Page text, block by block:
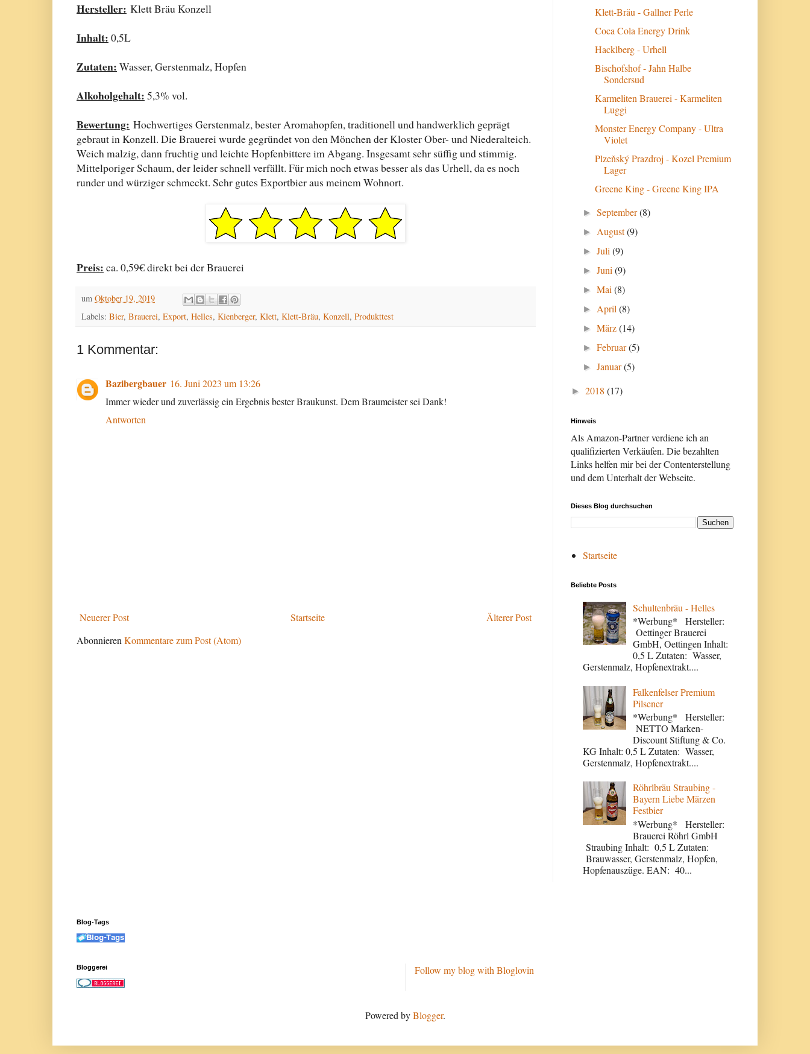
Hersteller: Klett Bräu Konzell
Inhalt: 0,5L
Zutaten: Wasser, Gerstenmalz, Hopfen
Alkoholgehalt: 5,3% vol.
Bewertung: Hochwertiges Gerstenmalz, bester Aromahopfen, traditionell und handwerklich geprägt
gebraut in Konzell. Die Brauerei wurde gegründet von den Mönchen der Kloster Ober- und Niederalteich.
Weich malzig, dann fruchtig und leichte Hopfenbittere im Abgang. Insgesamt sehr süffig und stimmig.
Mittelporiger Schaum, der leider schnell verfällt. Für mich noch etwas besser als das Urhell, da es noch
runder und würziger schmeckt. Sehr gutes Exportbier aus meinem Wohnort.
Preis: ca. 0,59€ direkt bei der Brauerei
um Oktober 19, 2019
Labels: Bier, Brauerei, Export, Helles, Kienberger, Klett, Klett-Bräu, Konzell, Produkttest
1 Kommentar:
Bazibergbauer 16. Juni 2023 um 13:26
Immer wieder und zuverlässig ein Ergebnis bester Braukunst. Dem Braumeister sei Dank!
Antworten
Neuerer Post Älterer Post
Startseite
AbonnierenKommentare zum Post (Atom)
Klett-Bräu - Gallner Perle
Coca Cola Energy Drink
Hacklberg - Urhell
Bischofshof - Jahn Halbe
Sondersud
Karmeliten Brauerei - Karmeliten
Luggi
Monster Energy Company - Ultra
Violet
Plzeňský Prazdroj - Kozel Premium
Lager
Greene King - Greene King IPA
►September(8)
► August(9)
►Juli(9)
►Juni(9)
►Mai(8)
► April(8)
►März(14)
►Februar(5)
►Januar(5)
► 2018 (17)
Hinweis
Als Amazon-Partner verdiene ich an
qualifizierten Verkäufen. Die bezahlten
Links helfen mir bei der Contenterstellung
und dem Unterhalt der Webseite.
Dieses Blog durchsuchen
Startseite
Beliebte Posts
Schultenbräu - Helles
*Werbung* Hersteller:
Oettinger Brauerei
GmbH, Oettingen Inhalt:
0,5 L Zutaten: Wasser,
Gerstenmalz, Hopfenextrakt....
Falkenfelser Premium
Pilsener
*Werbung* Hersteller:
NETTO Marken-
Discount Stiftung & Co.
KG Inhalt: 0,5 L Zutaten: Wasser,
Gerstenmalz, Hopfenextrakt....
Röhrlbräu Straubing -
Bayern Liebe Märzen
Festbier
*Werbung* Hersteller:
Brauerei Röhrl GmbH
Straubing Inhalt: 0,5 L Zutaten:
Brauwasser, Gerstenmalz, Hopfen,
Hopfenauszüge. EAN: 40...
Blog-Tags
Bloggerei Follow my blog with Bloglovin
Powered byBlogger.